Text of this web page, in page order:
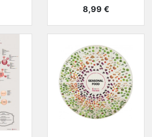
Pris
8,99 €